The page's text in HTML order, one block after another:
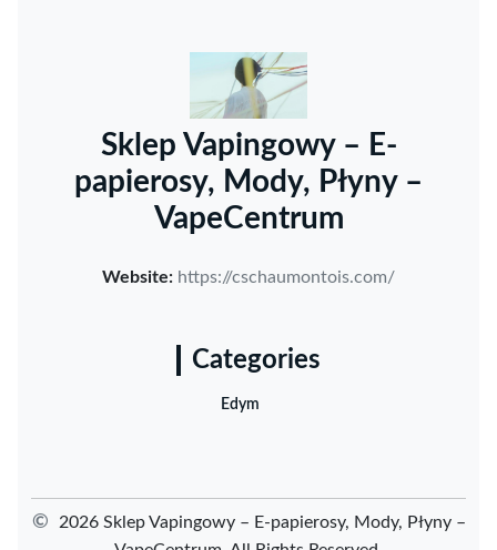
Sklep Vapingowy – E-
papierosy, Mody, Płyny –
VapeCentrum
Website: https://cschaumontois.com/
Categories
Edym
©
2026 Sklep Vapingowy – E-papierosy, Mody, Płyny –